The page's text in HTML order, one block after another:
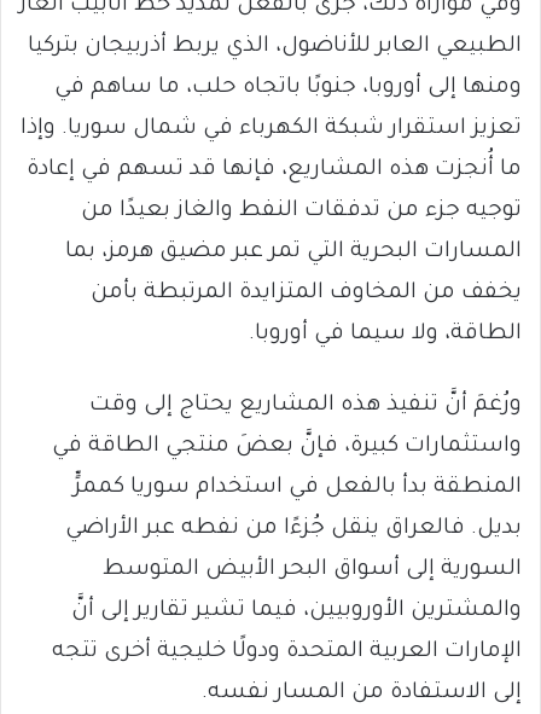
وفي موازاة ذلك، جرى بالفعل تمديد خط أنابيب الغاز
الطبيعي العابر للأناضول، الذي يربط أذربيجان بتركيا
ومنها إلى أوروبا، جنوبًا باتجاه حلب، ما ساهم في
تعزيز استقرار شبكة الكهرباء في شمال سوريا. وإذا
ما أُنجزت هذه المشاريع، فإنها قد تسهم في إعادة
توجيه جزء من تدفقات النفط والغاز بعيدًا من
المسارات البحرية التي تمر عبر مضيق هرمز، بما
يخفف من المخاوف المتزايدة المرتبطة بأمن
الطاقة، ولا سيما في أوروبا.
ورُغمَ أنَّ تنفيذ هذه المشاريع يحتاج إلى وقت
واستثمارات كبيرة، فإنَّ بعضَ منتجي الطاقة في
المنطقة بدأ بالفعل في استخدام سوريا كممرٍّ
بديل. فالعراق ينقل جُزءًا من نفطه عبر الأراضي
السورية إلى أسواق البحر الأبيض المتوسط
والمشترين الأوروبيين، فيما تشير تقارير إلى أنَّ
الإمارات العربية المتحدة ودولًا خليجية أخرى تتجه
إلى الاستفادة من المسار نفسه.